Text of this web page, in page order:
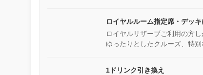
ロイヤルルーム指定席・デッキ
ロイヤルリザーブご利用の方
ゆったりとしたクルーズ、特別
1ドリンク引き換え